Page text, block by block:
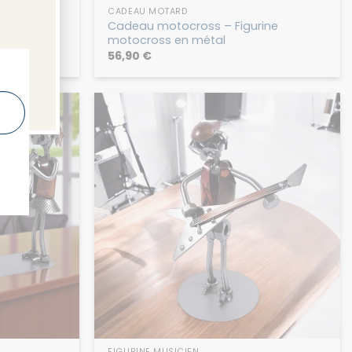
CADEAU MOTARD
Cadeau motocross – Figurine
motocross en métal
56,90 €